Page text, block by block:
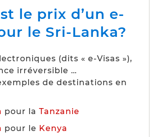
le prix d’un e-
le Sri-Lanka?
(dits « e-Visas »),
irréversible …
de destinations en
pour la Tanzanie
pour le Kenya